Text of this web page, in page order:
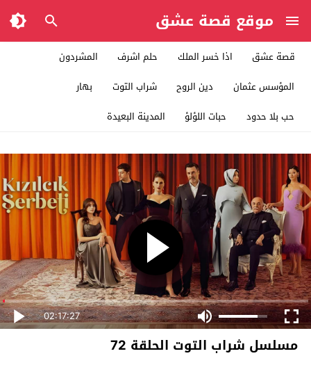
موقع قصة عشق
قصة عشق اذا خسر الملك حلم اشرف
المشردون
المؤسس عثمان
دين الروح شراب التوت
بهار
حب بلا حدود
حبات اللؤلؤ المدينة البعيدة
02:17:27
مسلسل شراب التوت الحلقة 72